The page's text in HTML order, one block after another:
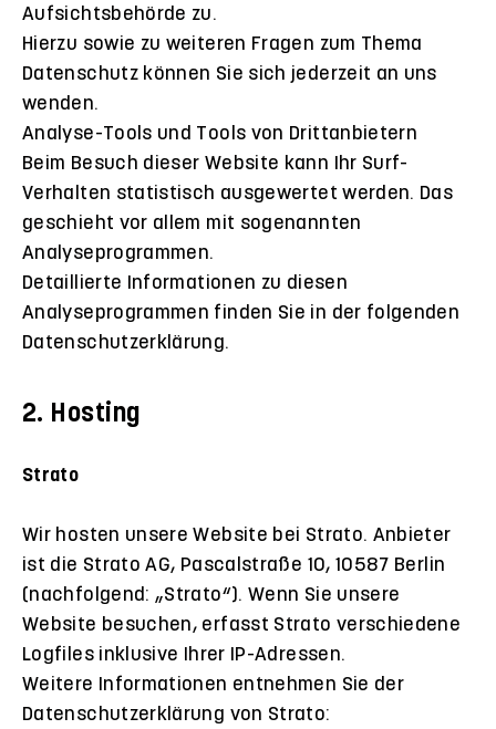
Aufsichtsbehörde zu.
Hierzu sowie zu weiteren Fragen zum Thema
Datenschutz können Sie sich jederzeit an uns
wenden.
Analyse-Tools und Tools von Drittanbietern
Beim Besuch dieser Website kann Ihr Surf-
Verhalten statistisch ausgewertet werden. Das
geschieht vor allem mit sogenannten
Analyseprogrammen.
Detaillierte Informationen zu diesen
Analyseprogrammen finden Sie in der folgenden
Datenschutzerklärung.
2. Hosting
Strato
Wir hosten unsere Website bei Strato. Anbieter
ist die Strato AG, Pascalstraße 10, 10587 Berlin
(nachfolgend: „Strato“). Wenn Sie unsere
Website besuchen, erfasst Strato verschiedene
Logfiles inklusive Ihrer IP-Adressen.
Weitere Informationen entnehmen Sie der
Datenschutzerklärung von Strato: